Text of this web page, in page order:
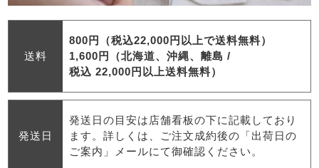
送料
800円（税込22,000円以上で送料無料）
1,600円（北海道、沖縄、離島 /
税込 22,000円以上送料無料）
発送日
発送日の目安は店舗看板の下に記載しており
ます。詳しくは、ご注文成約後の「出荷日の
ご案内」メールにて御確認ください。